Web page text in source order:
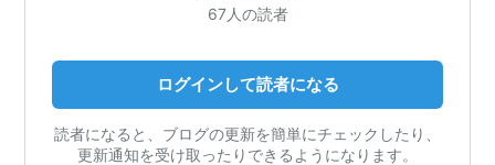
67人の読者
ログインして読者になる
読者になると、ブログの更新を簡単にチェックしたり、
更新通知を受け取ったりできるようになります。